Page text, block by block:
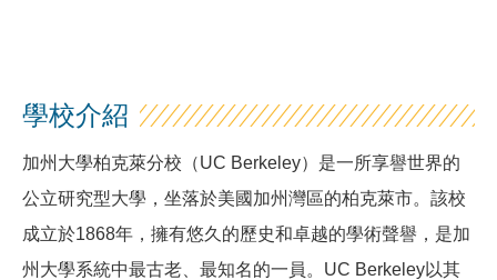
學校介紹
加州大學柏克萊分校（UC Berkeley）是一所享譽世界的
公立研究型大學，坐落於美國加州灣區的柏克萊市。該校
成立於1868年，擁有悠久的歷史和卓越的學術聲譽，是加
州大學系統中最古老、最知名的一員。UC Berkeley以其